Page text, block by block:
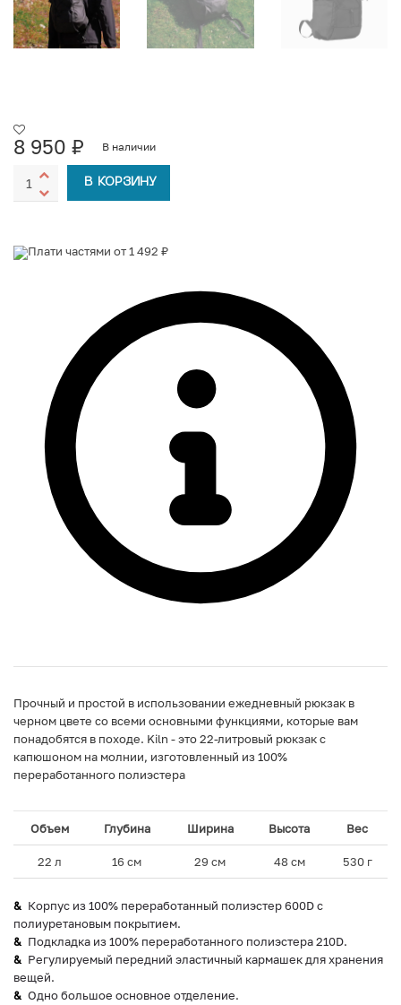
8 950 ₽ В наличии
В КОРЗИНУ
Плати частями от 1 492 ₽
Прочный и простой в использовании ежедневный рюкзак в
черном цвете со всеми основными функциями, которые вам
понадобятся в походе. Kiln - это 22-литровый рюкзак с
капюшоном на молнии, изготовленный из 100%
переработанного полиэстера
Объем Глубина Ширина Высота Вес
22 л 16 см 29 см 48 см 530 г
Корпус из 100% переработанный полиэстер 600D с
полиуретановым покрытием.
Подкладка из 100% переработанного полиэстера 210D.
Регулируемый передний эластичный кармашек для хранения
вещей.
Одно большое основное отделение.